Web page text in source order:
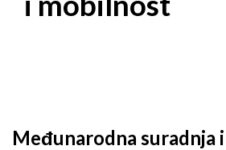
Međunarodna suradnja